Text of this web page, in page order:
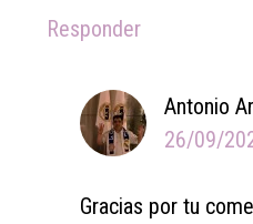
Responder
Antonio
26/09/
Gracias por tu